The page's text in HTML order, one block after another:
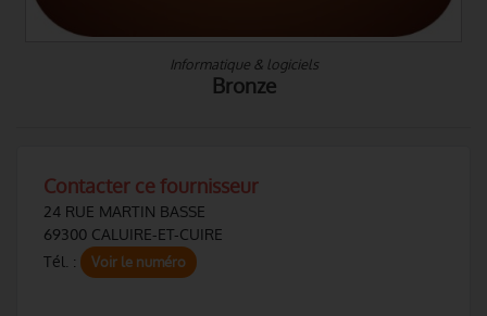
Informatique & logiciels
Silver
Contacter ce fournisseur
24 RUE MARTIN BASSE
69300 CALUIRE-ET-CUIRE
Tél. :
Voir le numéro